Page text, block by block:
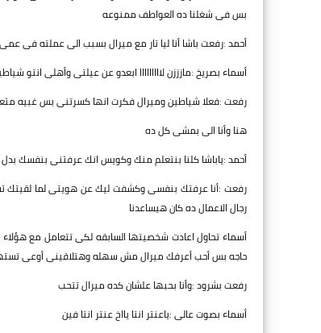
بس فى شغلنا ده العواطف ممنوعه
أحمد :رفعت باشا أنا ليا تار مع ميرال بسبب الى عملته فى
أسماء بصريخ :مازززن لااااااااا ابعدو عن عيلتى وأهلى انتو
رفعت :فعلا شياطين وميرال فكرت انها كسرتنى بس غبيه
هنا وأنا الى بمشى كل ده
أحمد :ياباشا كلنا بنتعلم منك وكويس انك عرفتنى بنفسك بدل
رفعت :أنا عرفتك بنفسى وكشفت ليك عن هويتى لما لقيتك
رجال الاعمال ده كان هيساعدنا
أسماء تحاول اعادت شخصيتها السابقه لكى تتعامل مع
حاجه بس أحب أعرفك ميرال مش سهله وهتلاقينى أوعى
رفعت بشرود :وأنا بحبها علشان كده ميرال تتحب
أسماء بصوت عالى :ياعنتر انتا يااخ عنتر انتا فين